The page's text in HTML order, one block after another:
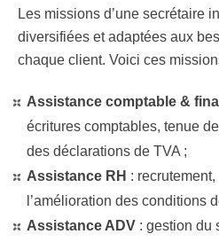
Les missions d’une secrétaire
diversifiées et adaptées aux
chaque client. Voici ces
Assistance comptable &
écritures comptables, tenue
des déclarations de TVA ;
Assistance RH :
l’amélioration des conditions
Assistance ADV : gestion du